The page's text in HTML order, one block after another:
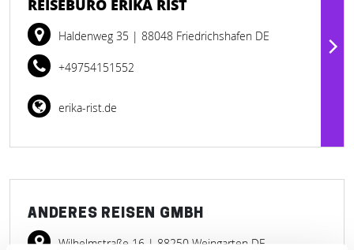
REISEBÜRO ERIKA RIST
Haldenweg 35 | 88048 Friedrichshafen DE
+49754151552
erika-rist.de
ANDERES REISEN GMBH
Wilhelmstraße 16 | 88250 Weingarten DE